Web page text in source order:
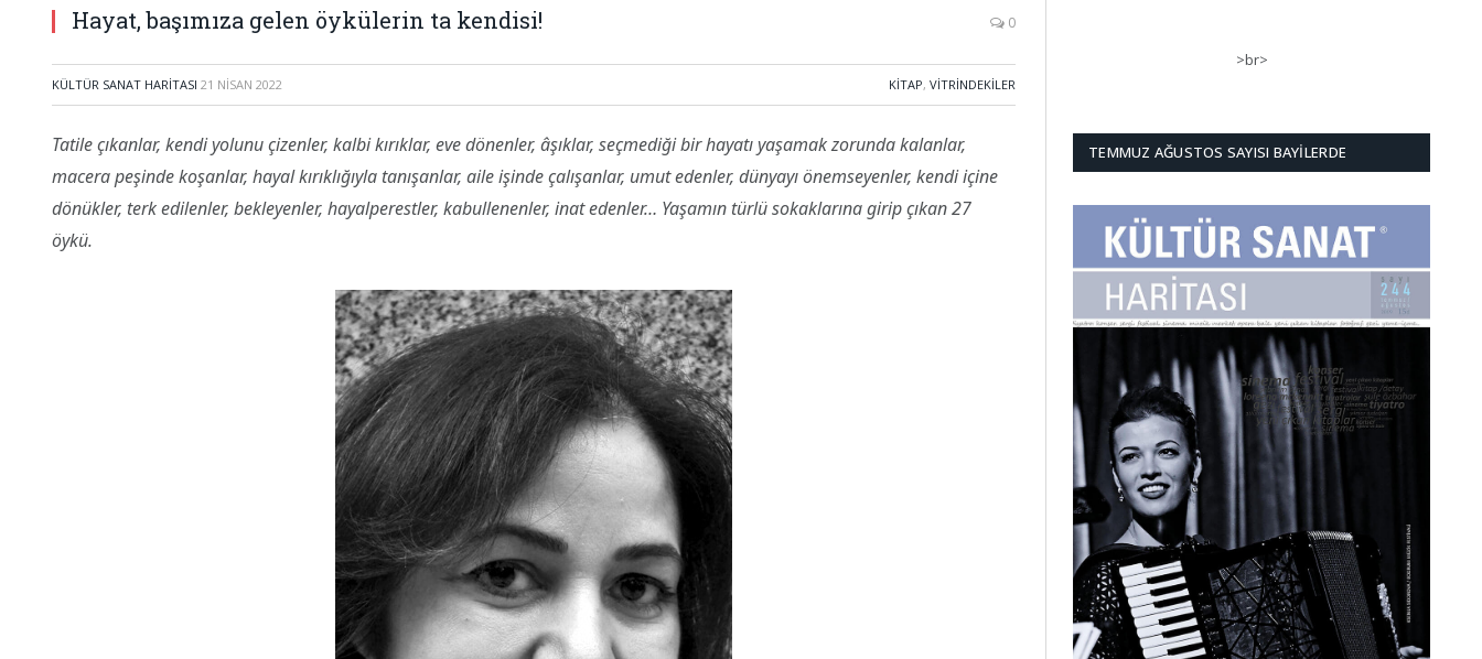
Hayat, başımıza gelen öykülerin ta kendisi! 0
KÜLTÜR SANAT HARITASI 21 NISAN 2022 KITAP, VITRINDEKILER
Tatile çıkanlar, kendi yolunu çizenler, kalbi kırıklar, eve dönenler, âşıklar, seçmediği bir hayatı yaşamak zorunda kalanlar,
macera peşinde koşanlar, hayal kırıklığıyla tanışanlar, aile işinde çalışanlar, umut edenler, dünyayı önemseyenler, kendi içine
dönükler, terk edilenler, bekleyenler, hayalperestler, kabullenenler, inat edenler… Yaşamın türlü sokaklarına girip çıkan 27
öykü.
>br>
TEMMUZ AĞUSTOS SAYISI BAYILERDE